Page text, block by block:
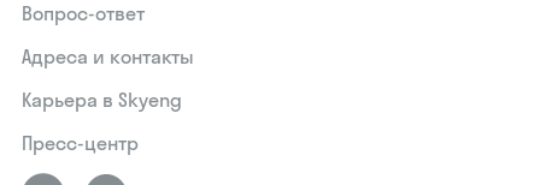
Вопрос-ответ
Адреса и контакты
Карьера в Skyeng
Пресс-центр